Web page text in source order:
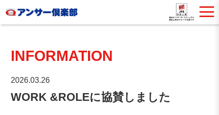
INFORMATION
2026.03.26
WORK &ROLEに協賛しました